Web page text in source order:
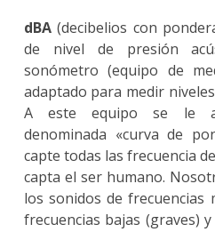
dBA(decibelios con
de nivel de presión
sonómetro (equipo de
adaptado para medir
A este equipo se le
denominada «curva de
capte todas las frecuencia
capta el ser humano.
los sonidos de frecuencias
frecuencias bajas (graves)